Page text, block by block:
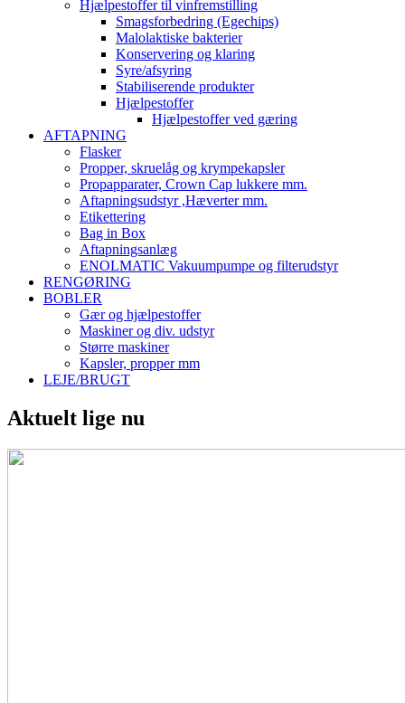
Hjælpestoffer til vinfremstilling
Smagsforbedring (Egechips)
Malolaktiske bakterier
Konservering og klaring
Syre/afsyring
Stabiliserende produkter
Hjælpestoffer
Hjælpestoffer ved gæring
AFTAPNING
Flasker
Propper, skruelåg og krympekapsler
Propapparater, Crown Cap lukkere mm.
Aftapningsudstyr ,Hæverter mm.
Etikettering
Bag in Box
Aftapningsanlæg
ENOLMATIC Vakuumpumpe og filterudstyr
RENGØRING
BOBLER
Gær og hjælpestoffer
Maskiner og div. udstyr
Større maskiner
Kapsler, propper mm
LEJE/BRUGT
Aktuelt lige nu